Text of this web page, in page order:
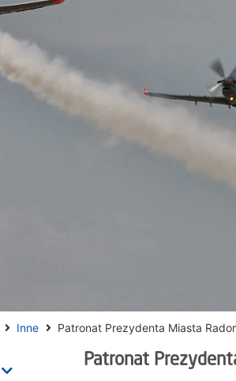
Inne Patronat Prezydenta Miasta
Patronat